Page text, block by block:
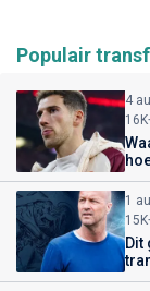
Populair
4
1
Dit